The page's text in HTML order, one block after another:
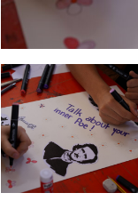
Changer la